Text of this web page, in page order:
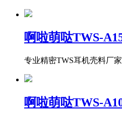
啊啦萌哒TWS-
专业精密TWS耳机壳料厂家
啊啦萌哒TWS-